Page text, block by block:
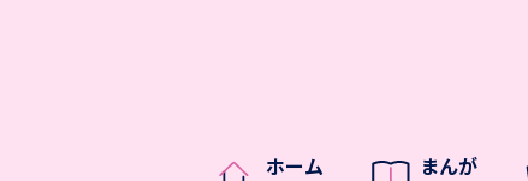
ホーム まんが